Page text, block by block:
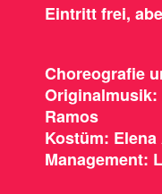
Eintritt frei,
Choreografie
Originalmusik:
Ramos
Kostüm:
Management: